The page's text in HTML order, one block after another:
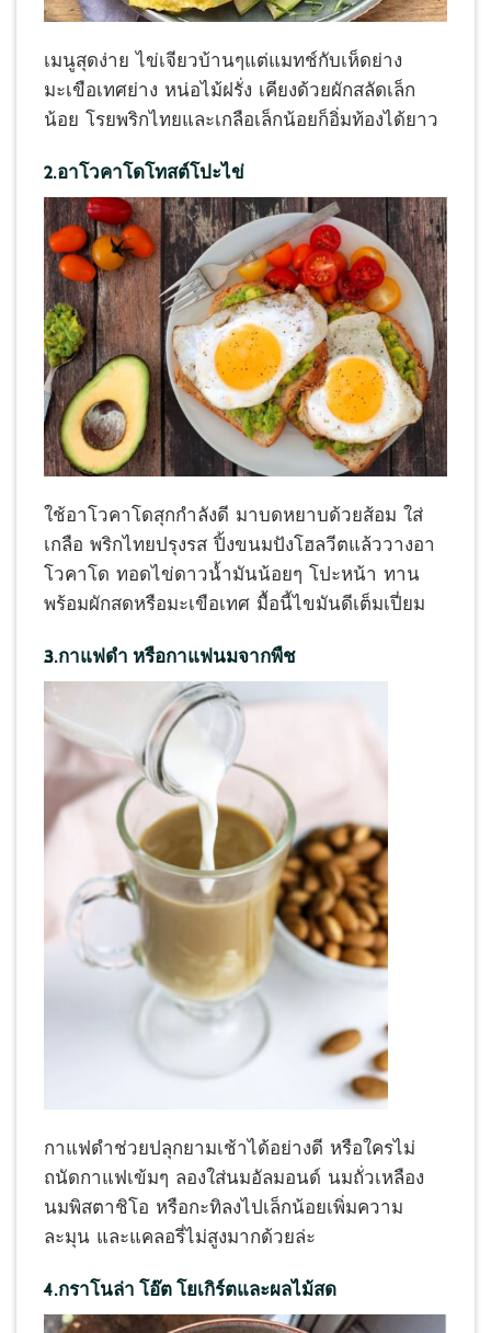
เมนูสุดง่าย ไข่เจียวบ้านๆแต่แมทช์กับเห็ดย่าง
มะเขือเทศย่าง หน่อไม้ฝรั่ง เคียงด้วยผักสลัดเล็ก
น้อย โรยพริกไทยและเกลือเล็กน้อยก็อิ่มท้องได้ยาว
2.อาโวคาโดโทสต์โปะไข่
ใช้อาโวคาโดสุกกำลังดี มาบดหยาบด้วยส้อม ใส่
เกลือ พริกไทยปรุงรส ปิ้งขนมปังโฮลวีตแล้ววางอา
โวคาโด ทอดไข่ดาวน้ำมันน้อยๆ โปะหน้า ทาน
พร้อมผักสดหรือมะเขือเทศ มื้อนี้ไขมันดีเต็มเปี่ยม
3.กาแฟดำ หรือกาแฟนมจากพืช
กาแฟดำช่วยปลุกยามเช้าได้อย่างดี หรือใครไม่
ถนัดกาแฟเข้มๆ ลองใส่นมอัลมอนด์ นมถั่วเหลือง
นมพิสตาชิโอ หรือกะทิลงไปเล็กน้อยเพิ่มความ
ละมุน และแคลอรี่ไม่สูงมากด้วยล่ะ
4.กราโนล่า โอ๊ต โยเกิร์ตและผลไม้สด